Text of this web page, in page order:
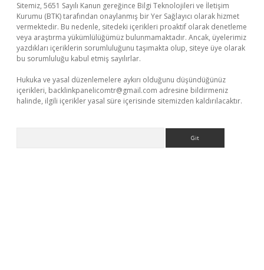
Sitemiz, 5651 Sayılı Kanun gereğince Bilgi Teknolojileri ve İletişim
Kurumu (BTK) tarafından onaylanmış bir Yer Sağlayıcı olarak hizmet
vermektedir. Bu nedenle, sitedeki içerikleri proaktif olarak denetleme
veya araştırma yükümlülüğümüz bulunmamaktadır. Ancak, üyelerimiz
yazdıkları içeriklerin sorumluluğunu taşımakta olup, siteye üye olarak
bu sorumluluğu kabul etmiş sayılırlar.
Hukuka ve yasal düzenlemelere aykırı olduğunu düşündüğünüz
içerikleri, backlinkpanelicomtr@gmail.com adresine bildirmeniz
halinde, ilgili içerikler yasal süre içerisinde sitemizden kaldırılacaktır.